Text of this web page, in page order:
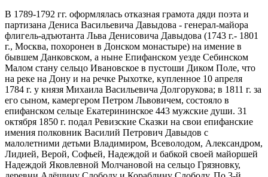
В 1789-1792 гг. оформлялась отказная грамота дяди поэта и
партизана Дениса Васильевича Давыдова - генерал-майора
флигель-адъютанта Льва Денисовича Давыдова (1743 г.- 1801
г., Москва, похоронен в Донском монастыре) на имение в
бывшем Данковском, а ныне Епифанском уезде Себинском
Малом стану сельцо Ивановское в пустоши Диком Поле, что
на реке на Дону и на речке Рыхотке, купленное 10 апреля
1784 г. у князя Михаила Васильевича Долгорукова; в 1811 г. за
его сыном, камергером Петром Львовичем, состояло в
епифанском сельце Екатерининское 443 мужские души. 31
октября 1850 г. подал Ревизские Сказки на свои епифанские
имения полковник Василий Петрович Давыдов с
малолетними детьми Владимиром, Всеволодом, Александром,
Лидией, Верой, Софьей, Надеждой и бабкой своей майоршей
Надеждой Яковлевной Молчановой на сельцо Грязновку,